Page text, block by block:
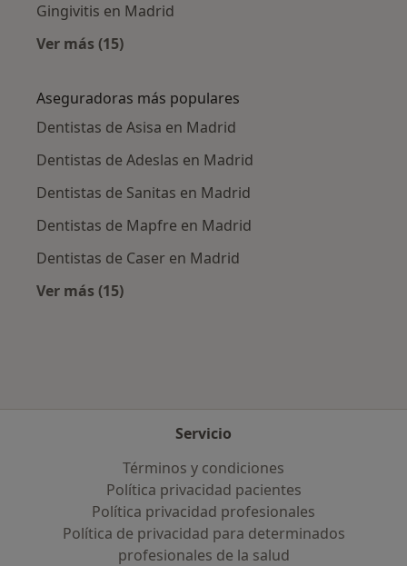
Gingivitis en Madrid
Ver más (15)
Aseguradoras más populares
Dentistas de Asisa en Madrid
Dentistas de Adeslas en Madrid
Dentistas de Sanitas en Madrid
Dentistas de Mapfre en Madrid
Dentistas de Caser en Madrid
Ver más (15)
Servicio
Términos y condiciones
Política privacidad pacientes
Política privacidad profesionales
Política de privacidad para determinados
profesionales de la salud